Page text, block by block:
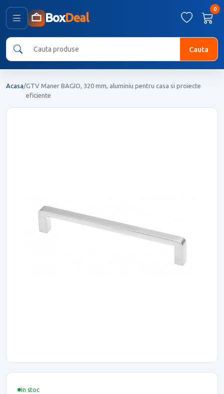
BoxDeal
0
Cauta
Acasa/GTV Maner BAGIO, 320 mm, aluminiu pentru casa si proiecte
eficiente
In stoc